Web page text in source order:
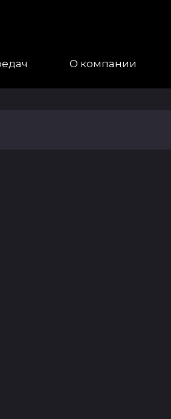
О компании